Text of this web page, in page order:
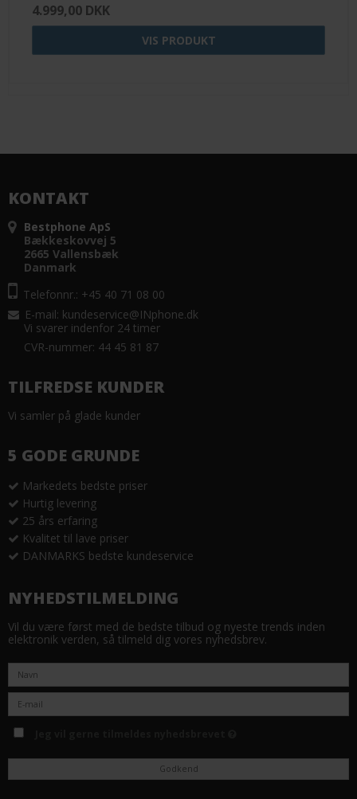
4.999,00 DKK
VIS PRODUKT
KONTAKT
Bestphone ApS
Bækkeskovvej 5
2665 Vallensbæk
Danmark
Telefonnr.: +45 40 71 08 00
E-mail: kundeservice@INphone.dk
Vi svarer indenfor 24 timer
CVR-nummer: 44 45 81 87
TILFREDSE KUNDER
Vi samler på glade kunder
5 GODE GRUNDE
Markedets bedste priser
Hurtig levering
25 års erfaring
Kvalitet til lave priser
DANMARKS bedste kundeservice
NYHEDSTILMELDING
Vil du være først med de bedste tilbud og nyeste trends inden
elektronik verden, så tilmeld dig vores nyhedsbrev.
Godkend